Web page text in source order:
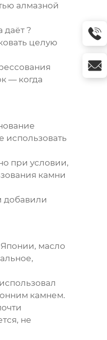
алмазной
даёт ?
целую
— когда
использовать
при условии,
камни
добавили
масло
камнем.
не